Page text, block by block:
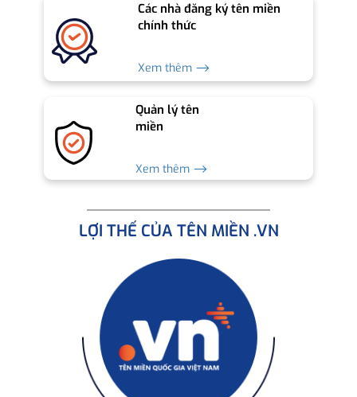
Các nhà đăng ký tên miền
chính thức
Xem thêm ⟶
Quản lý tên
miền
Xem thêm ⟶
LỢI THẾ CỦA TÊN MIỀN .VN